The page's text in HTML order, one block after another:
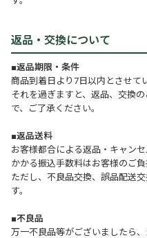
返品・交換について
■返品期限・条件
商品到着日より7日以内とさせて
それを過ぎますと、返品、交換
で、ご了承ください。
■返品送料
お客様都合による返品・キャン
かかる振込手数料はお客様のご負
ただし、不良品交換、誤品配送
す。
■不良品
万一不良品等がございましたら